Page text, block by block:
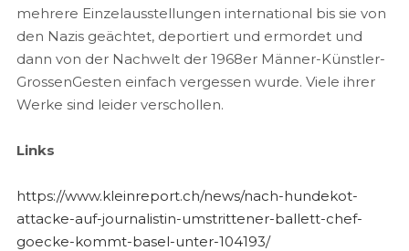
mehrere Einzelausstellungen international bis sie von
den Nazis geächtet, deportiert und ermordet und
dann von der Nachwelt der 1968er Männer-Künstler-
GrossenGesten einfach vergessen wurde. Viele ihrer
Werke sind leider verschollen.
Links
https://www.kleinreport.ch/news/nach-hundekot-
attacke-auf-journalistin-umstrittener-ballett-chef-
goecke-kommt-basel-unter-104193/